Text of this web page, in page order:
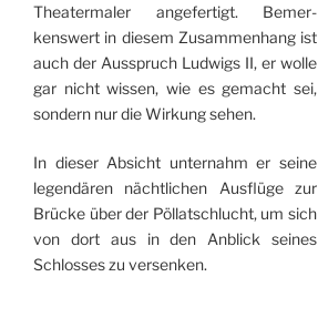
Theatermaler angefertigt. Bemer­
kenswert in diesem Zusammenhang ist
auch der Ausspruch Ludwigs II, er wolle
gar nicht wissen, wie es gemacht sei,
sondern nur die Wirkung sehen.
In dieser Absicht unternahm er seine
legendären nächtlichen Ausflüge zur
Brücke über der Pöllatschlucht, um sich
von dort aus in den Anblick seines
Schlosses zu versenken.